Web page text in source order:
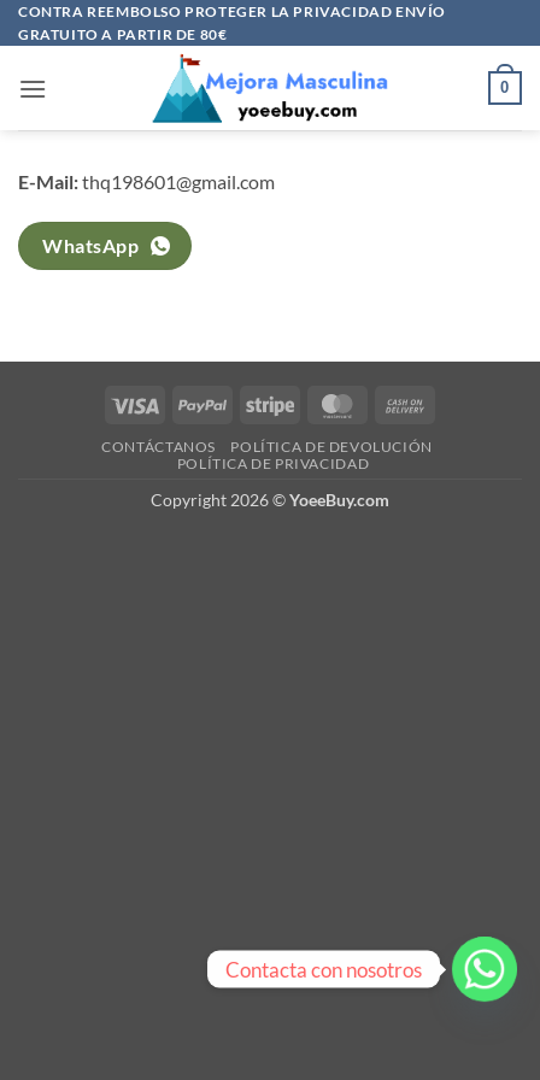
Saltar
al
CONTRA REEMBOLSO PROTEGER LA PRIVACIDAD ENVÍO
GRATUITO A PARTIR DE 80€
0
E-Mail:thq198601@gmail.com
WhatsApp
Visa PayPal Stripe MasterCard
Delivery
CONTÁCTANOS
POLÍTICA DE DEVOLUCIÓN
POLÍTICA DE PRIVACIDAD
Copyright 2026 ©YoeeBuy.com
Contacta con nosotros